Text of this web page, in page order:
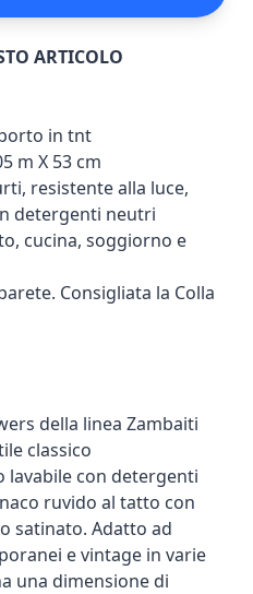
ARTICOLO
in tnt
m X 53 cm
resistente alla luce,
detergenti neutri
cucina, soggiorno e
Consigliata la Colla
della linea Zambaiti
classico
lavabile con detergenti
ruvido al tatto con
satinato. Adatto ad
e vintage in varie
una dimensione di